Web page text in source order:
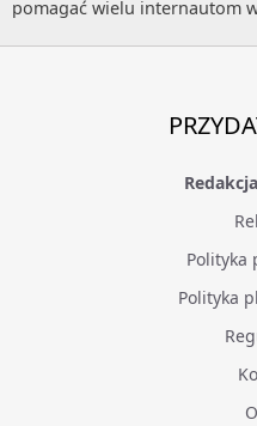
Szampony do włosów
pomagać wielu internautom
Polityka
Polityka